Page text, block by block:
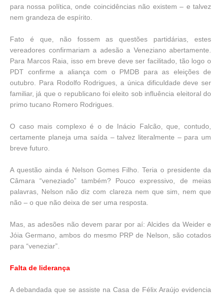
para nossa política, onde coincidências não existem – e talvez
nem grandeza de espírito.
Fato é que, não fossem as questões partidárias, estes
vereadores confirmariam a adesão a Veneziano abertamente.
Para Marcos Raia, isso em breve deve ser facilitado, tão logo o
PDT confirme a aliança com o PMDB para as eleições de
outubro. Para Rodolfo Rodrigues, a única dificuldade deve ser
familiar, já que o republicano foi eleito sob influência eleitoral do
primo tucano Romero Rodrigues.
O caso mais complexo é o de Inácio Falcão, que, contudo,
certamente planeja uma saída – talvez literalmente – para um
breve futuro.
A questão ainda é Nelson Gomes Filho. Teria o presidente da
Câmara “veneziado” também? Pouco expressivo, de meias
palavras, Nelson não diz com clareza nem que sim, nem que
não – o que não deixa de ser uma resposta.
Mas, as adesões não devem parar por aí: Alcides da Weider e
Jóia Germano, ambos do mesmo PRP de Nelson, são cotados
para “veneziar”.
Falta de liderança
A debandada que se assiste na Casa de Félix Araújo evidencia